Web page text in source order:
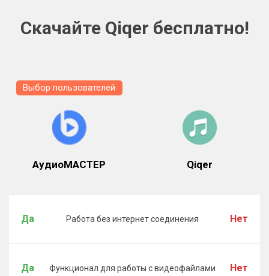
Скачайте Qiqer бесплатно!
Выбор пользователей
АудиоМАСТЕР Qiqer
Да Работа без интернет соединения Нет
Да Функционал для работы с видеофайлами Нет